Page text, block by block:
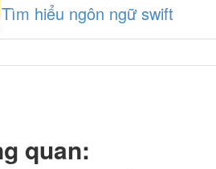
Tìm hiểu ngôn ngữ swift
quan: